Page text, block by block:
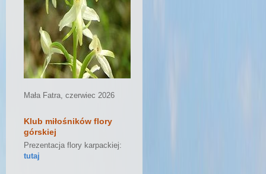
Mała Fatra, czerwiec 2026
Klub miłośników flory
górskiej
Prezentacja flory karpackiej:
tutaj